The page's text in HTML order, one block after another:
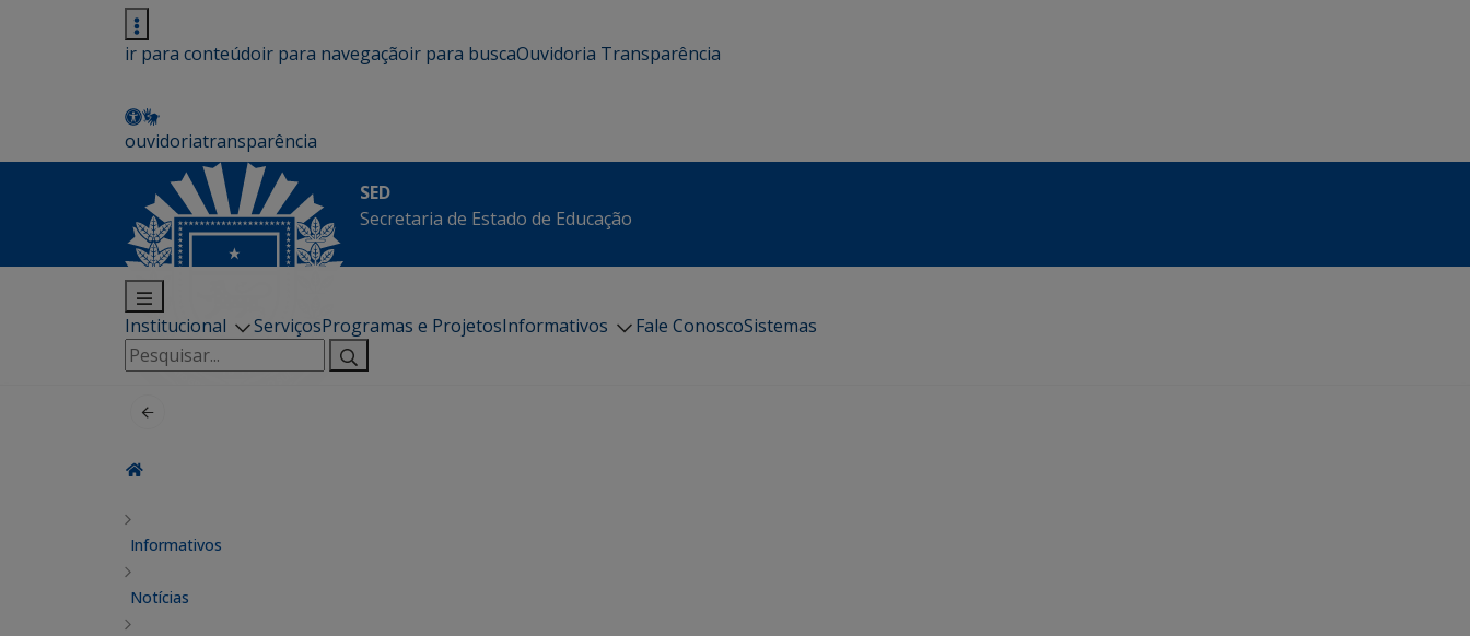
ir para conteúdoir para navegaçãoir para buscaOuvidoria Transparência
ouvidoriatransparência
SED
Secretaria de Estado de Educação
Institucional ServiçosProgramas e ProjetosInformativos Fale ConoscoSistemas
Pesquisar
por:
Informativos
Notícias